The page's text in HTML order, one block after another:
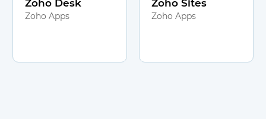
Zoho Desk
Zoho Apps
Zoho Sites
Zoho Apps